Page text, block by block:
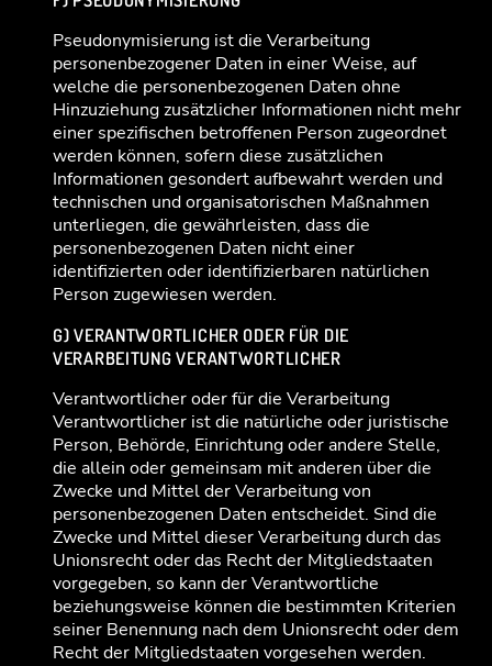
Pseudonymisierung ist die Verarbeitung
personenbezogener Daten in einer Weise, auf
welche die personenbezogenen Daten ohne
Hinzuziehung zusätzlicher Informationen nicht mehr
einer spezifischen betroffenen Person zugeordnet
werden können, sofern diese zusätzlichen
Informationen gesondert aufbewahrt werden und
technischen und organisatorischen Maßnahmen
unterliegen, die gewährleisten, dass die
personenbezogenen Daten nicht einer
identifizierten oder identifizierbaren natürlichen
Person zugewiesen werden.
G) VERANTWORTLICHER ODER FÜR DIE
VERARBEITUNG VERANTWORTLICHER
Verantwortlicher oder für die Verarbeitung
Verantwortlicher ist die natürliche oder juristische
Person, Behörde, Einrichtung oder andere Stelle,
die allein oder gemeinsam mit anderen über die
Zwecke und Mittel der Verarbeitung von
personenbezogenen Daten entscheidet. Sind die
Zwecke und Mittel dieser Verarbeitung durch das
Unionsrecht oder das Recht der Mitgliedstaaten
vorgegeben, so kann der Verantwortliche
beziehungsweise können die bestimmten Kriterien
seiner Benennung nach dem Unionsrecht oder dem
Recht der Mitgliedstaaten vorgesehen werden.